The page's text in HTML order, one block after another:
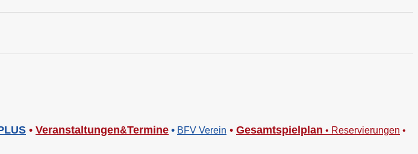
• Veranstaltungen&Termine • BFV Verein • Gesamtspielplan • Reservierungen •